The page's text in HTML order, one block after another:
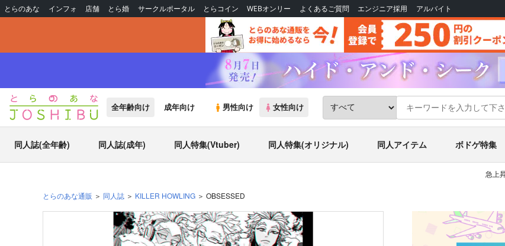
とらのあな インフォ 店舗 とら婚 サークルポータル とらコイン WEBオンリー よくあるご質問 エンジニア採用 アルバイト
全年齢向け 成年向け 男性向け 女性向け
同人誌(全年齢) 同人誌(成年) 同人特集(Vtuber) 同人特集(オリジナル) 同人アイテム ボドゲ特集
急上
とらのあな通販 同人誌 KILLER HOWLING OBSESSED